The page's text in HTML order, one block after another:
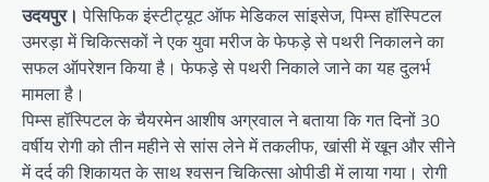
उदयपुर। पेसिफिक इंस्टीट्यूट ऑफ मेडिकल सांइसेज, पिम्स हॉस्पिटल
उमरड़ा में चिकित्सकों ने एक युवा मरीज के फेफड़े से पथरी निकालने का
सफल ऑपरेशन किया है। फेफड़े से पथरी निकाले जाने का यह दुलर्भ
मामला है।
पिम्स हॉस्पिटल के चैयरमेन आशीष अग्रवाल ने बताया कि गत दिनों 30
वर्षीय रोगी को तीन महीने से सांस लेने में तकलीफ, खांसी में खून और सीने
में दर्द की शिकायत के साथ श्वसन चिकित्सा ओपीडी में लाया गया। रोगी